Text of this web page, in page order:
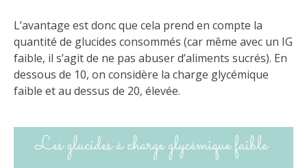
L’avantage est donc que cela prend en compte la
quantité de glucides consommés (car même avec un IG
faible, il s’agit de ne pas abuser d’aliments sucrés). En
dessous de 10, on considère la charge glycémique
faible et au dessus de 20, élevée.